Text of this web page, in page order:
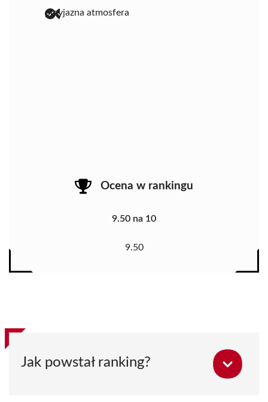
przyjazna atmosfera
Ocena w rankingu
9.50 na 10
9.50
Jak powstał ranking?